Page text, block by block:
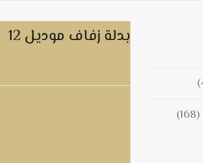
(168)
بدلة زفاف موديل 12